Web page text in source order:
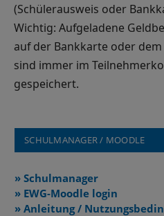
(Schülerausweis oder
Wichtig: Aufgeladene
auf der Bankkarte oder
sind immer im
gespeichert.
SCHULMANAGER / MOODLE
» Schulmanager
» EWG-Moodle login
» Anleitung /